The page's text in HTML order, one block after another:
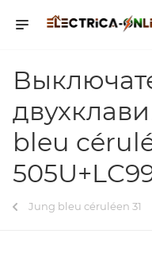
bleu
Jung bleu céruléen 31